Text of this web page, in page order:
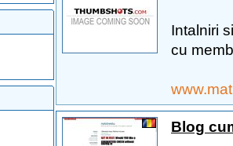
Intalniri
cu
Blog